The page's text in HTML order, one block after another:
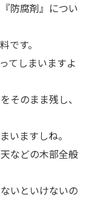
防腐剤』につい
です。
てしまいますよ
そのまま残し、
いますしね。
などの木部全般
いといけないの